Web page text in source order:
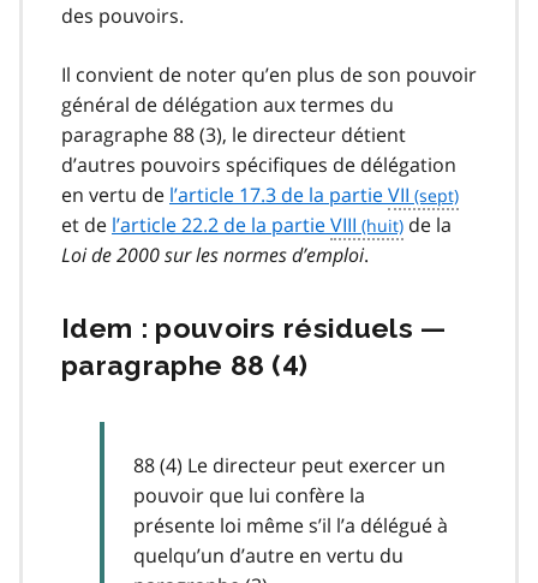
des pouvoirs.
Il convient de noter qu’en plus de son pouvoir
général de délégation aux termes du
paragraphe 88 (3), le directeur détient
d’autres pouvoirs spécifiques de délégation
en vertu de l’article 17.3 de la partieVII
et de l’article 22.2 de la partieVIII
de la
Loi de 2000 sur les normes d’emploi.
Idem : pouvoirs résiduels —
paragraphe 88 (4)
88 (4) Le directeur peut exercer un
pouvoir que lui confère la
présente loi même s’il l’a délégué à
quelqu’un d’autre en vertu du